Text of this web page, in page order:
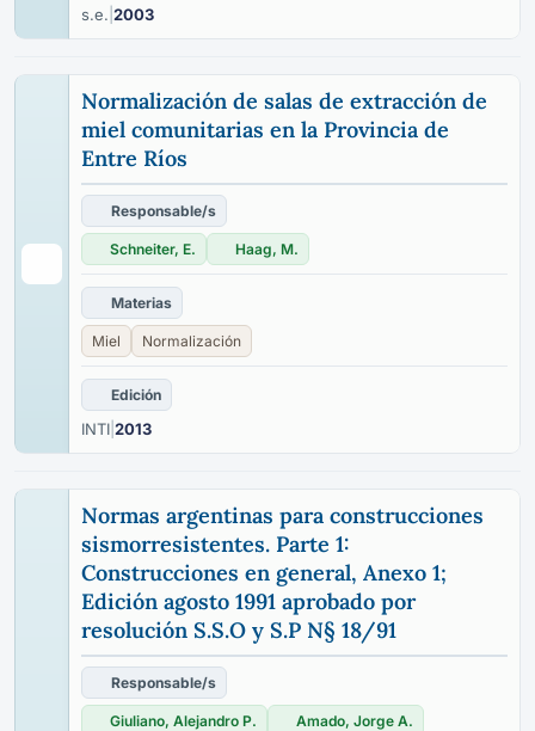
s.e. 2003
Normalización de salas de extracción de
miel comunitarias en la Provincia de
Entre Ríos
Responsable/s
Schneiter, E. Haag, M.
Materias
Miel Normalización
Edición
INTI 2013
Normas argentinas para construcciones
sismorresistentes. Parte 1:
Construcciones en general, Anexo 1;
Edición agosto 1991 aprobado por
resolución S.S.O y S.P N§ 18/91
Responsable/s
Giuliano, Alejandro P.
Amado, Jorge A.